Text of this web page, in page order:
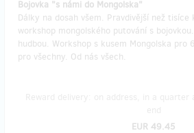
Bojovka "s námi do Mongolska"
Dálky na dosah všem. Pravdivější než tisíce
workshop mongolského putování s
hudbou. Workshop s kusem Mongolska pro
pro všechny. Od nás všech.
EUR 49.45